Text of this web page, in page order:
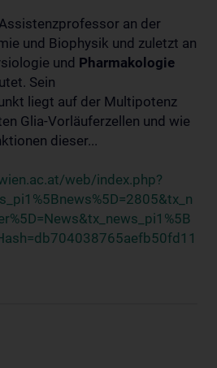
an der
und Biophysik und zuletzt an
und Pharmakologie
Sein
liegt auf der Multipotenz
Glia-Vorläuferzellen und wie
dieser...
web/index.php?